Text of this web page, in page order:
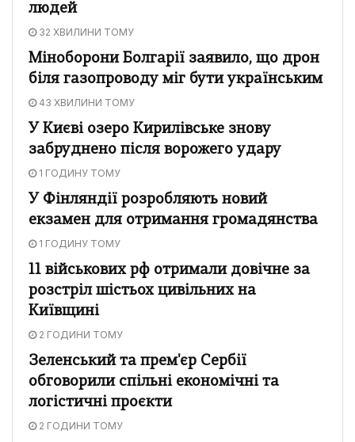
людей
32 ХВИЛИНИ ТОМУ
Міноборони Болгарії заявило, що дрон
біля газопроводу міг бути українським
43 ХВИЛИНИ ТОМУ
У Києві озеро Кирилівське знову
забруднено після ворожего удару
1 ГОДИНУ ТОМУ
У Фінляндії розробляють новий
екзамен для отримання громадянства
1 ГОДИНУ ТОМУ
11 військових рф отримали довічне за
розстріл шістьох цивільних на
Київщині
2 ГОДИНИ ТОМУ
Зеленський та прем'єр Сербії
обговорили спільні економічні та
логістичні проєкти
2 ГОДИНИ ТОМУ